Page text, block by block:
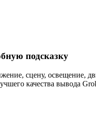
подсказку
сцену, освещение,
качества вывода